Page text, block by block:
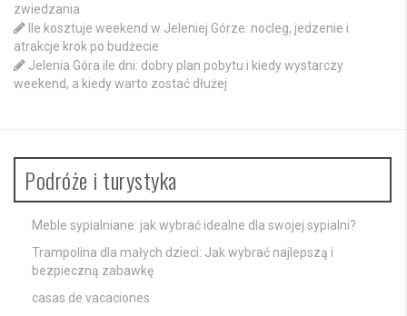
zwiedzania
Ile kosztuje weekend w Jeleniej Górze: nocleg, jedzenie i
atrakcje krok po budżecie
Jelenia Góra ile dni: dobry plan pobytu i kiedy wystarczy
weekend, a kiedy warto zostać dłużej
Podróże i turystyka
Meble sypialniane: jak wybrać idealne dla swojej sypialni?
Trampolina dla małych dzieci: Jak wybrać najlepszą i
bezpieczną zabawkę
casas de vacaciones